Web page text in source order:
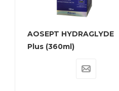
AOSEPT HYDRAGLYDE
Plus (360ml)